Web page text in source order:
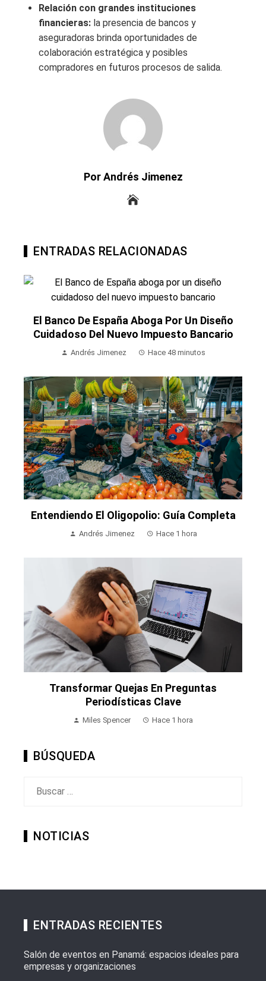
Relación con grandes instituciones
financieras: la presencia de bancos y
aseguradoras brinda oportunidades de
colaboración estratégica y posibles
compradores en futuros procesos de salida.
Por Andrés Jimenez
ENTRADAS RELACIONADAS
El Banco De España Aboga Por Un Diseño
Cuidadoso Del Nuevo Impuesto Bancario
Andrés Jimenez Hace 48 minutos
Entendiendo El Oligopolio: Guía Completa
Andrés Jimenez Hace 1 hora
Transformar Quejas En Preguntas
Periodísticas Clave
Miles Spencer Hace 1 hora
BÚSQUEDA
NOTICIAS
ENTRADAS RECIENTES
Salón de eventos en Panamá: espacios ideales para
empresas y organizaciones